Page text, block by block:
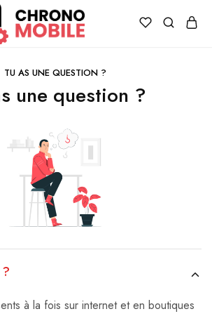
TU AS UNE QUESTION ?
une question ?
à la fois sur internet et en boutiques